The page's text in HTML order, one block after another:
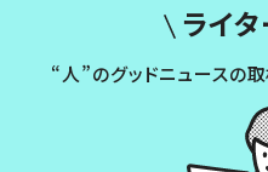
ライタ
“人”のグッドニュースの